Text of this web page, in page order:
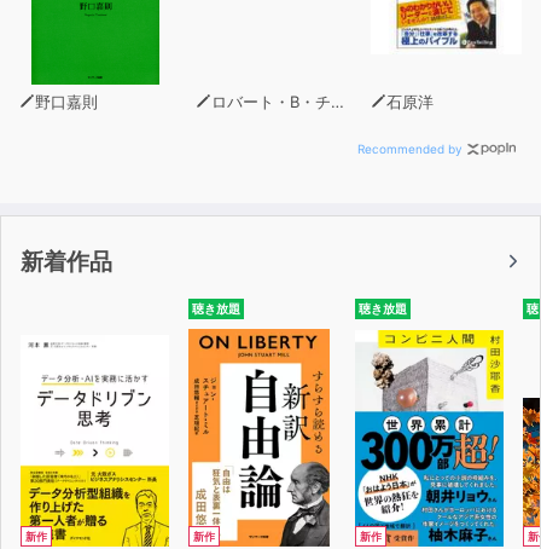
野口嘉則 ロバート・B・チャルディーニ 石原洋
Recommended by
新着作品
新作
聴き放題
新作
聴き放題
新作
聴
新